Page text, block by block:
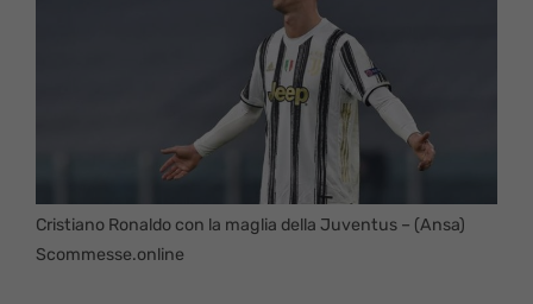
Cristiano Ronaldo con la maglia della Juventus – (Ansa)
Scommesse.online